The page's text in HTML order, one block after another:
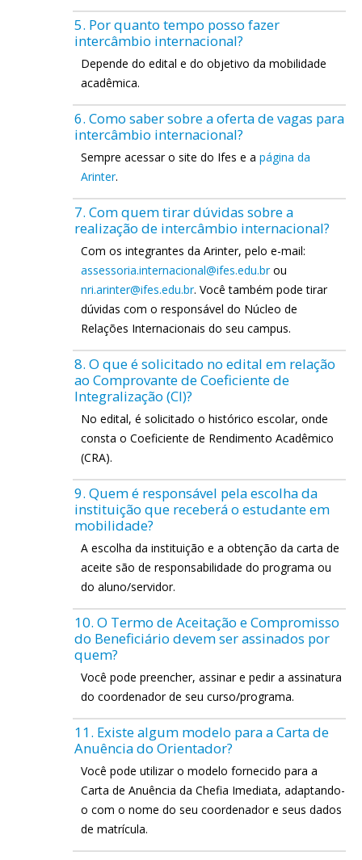
5. Por quanto tempo posso fazer
intercâmbio internacional?
Depende do edital e do objetivo da mobilidade
acadêmica.
6. Como saber sobre a oferta de vagas para
intercâmbio internacional?
Sempre acessar o site do Ifes e a página da
Arinter.
7. Com quem tirar dúvidas sobre a
realização de intercâmbio internacional?
Com os integrantes da Arinter, pelo e-mail:
assessoria.internacional@ifes.edu.brou
nri.arinter@ifes.edu.br. Você também pode tirar
dúvidas com o responsável do Núcleo de
Relações Internacionais do seu campus.
8. O que é solicitado no edital em relação
ao Comprovante de Coeficiente de
Integralização (CI)?
No edital, é solicitado o histórico escolar, onde
consta o Coeficiente de Rendimento Acadêmico
(CRA).
9. Quem é responsável pela escolha da
instituição que receberá o estudante em
mobilidade?
A escolha da instituição e a obtenção da carta de
aceite são de responsabilidade do programa ou
do aluno/servidor.
10. O Termo de Aceitação e Compromisso
do Beneficiário devem ser assinados por
quem?
Você pode preencher, assinar e pedir a assinatura
do coordenador de seu curso/programa.
11. Existe algum modelo para a Carta de
Anuência do Orientador?
Você pode utilizar o modelo fornecido para a
Carta de Anuência da Chefia Imediata, adaptando-
o com o nome do seu coordenador e seus dados
de matrícula.